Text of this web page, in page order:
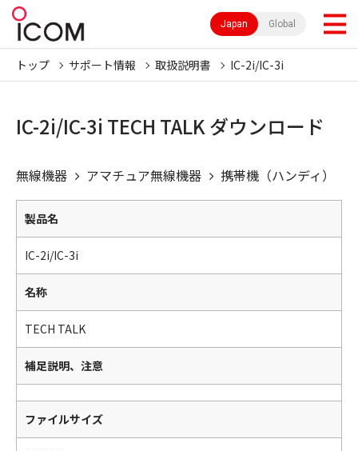
Japan Global
トップ サポート情報 取扱説明書 IC-2i/IC-3i
IC-2i/IC-3i TECH TALK ダウンロード
無線機器 アマチュア無線機器 携帯機（ハンディ）
製品名
IC-2i/IC-3i
名称
TECH TALK
補足説明、注意
ファイルサイズ